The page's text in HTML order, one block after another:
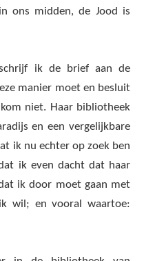
ons midden, de Jood is
ik de brief aan de
manier moet en besluit
niet. Haar bibliotheek
en een vergelijkbare
ik nu echter op zoek ben
ik even dacht dat haar
ik door moet gaan met
wil; en vooral waartoe: